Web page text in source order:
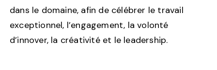
dans le domaine, afin de célébrer le travail
exceptionnel, l’engagement, la volonté
d’innover, la créativité et le leadership.